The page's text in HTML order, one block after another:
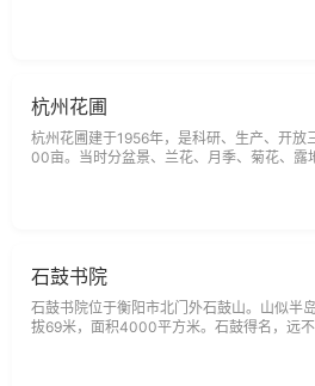
岳阳市西南15公里的洞庭湖中，是一座面积
杭州花圃
杭州花圃建于1956年，是科研、生产、开放
00亩。当时分盆景、兰花、月季、菊花、露
种，其中不乏珍稀名贵花卉，是名符其实的
石鼓书院
石鼓书院位于衡阳市北门外石鼓山。山似半
拔69米，面积4000平方米。石鼓得名，远
山体纯石无土，故以状得名。另一说是因它